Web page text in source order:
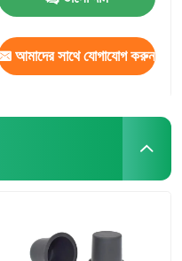
আমাদের সাথে যোগাযোগ করুন